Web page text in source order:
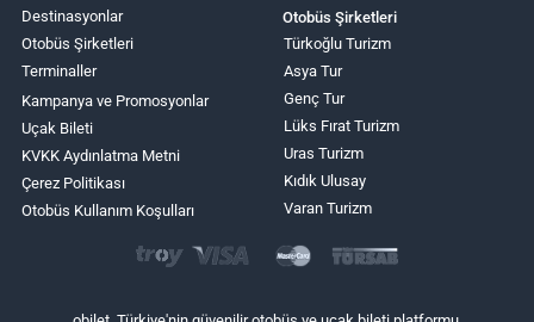
Destinasyonlar
Otobüs Şirketleri
Terminaller
Kampanya ve Promosyonlar
Uçak Bileti
KVKK Aydınlatma Metni
Çerez Politikası
Otobüs Kullanım Koşulları
Otobüs Şirketleri
Türkoğlu Turizm
Asya Tur
Genç Tur
Lüks Fırat Turizm
Uras Turizm
Kıdık Ulusay
Varan Turizm